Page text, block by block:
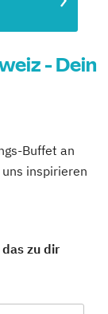
- Dein
Buffet an
inspirieren
zu dir